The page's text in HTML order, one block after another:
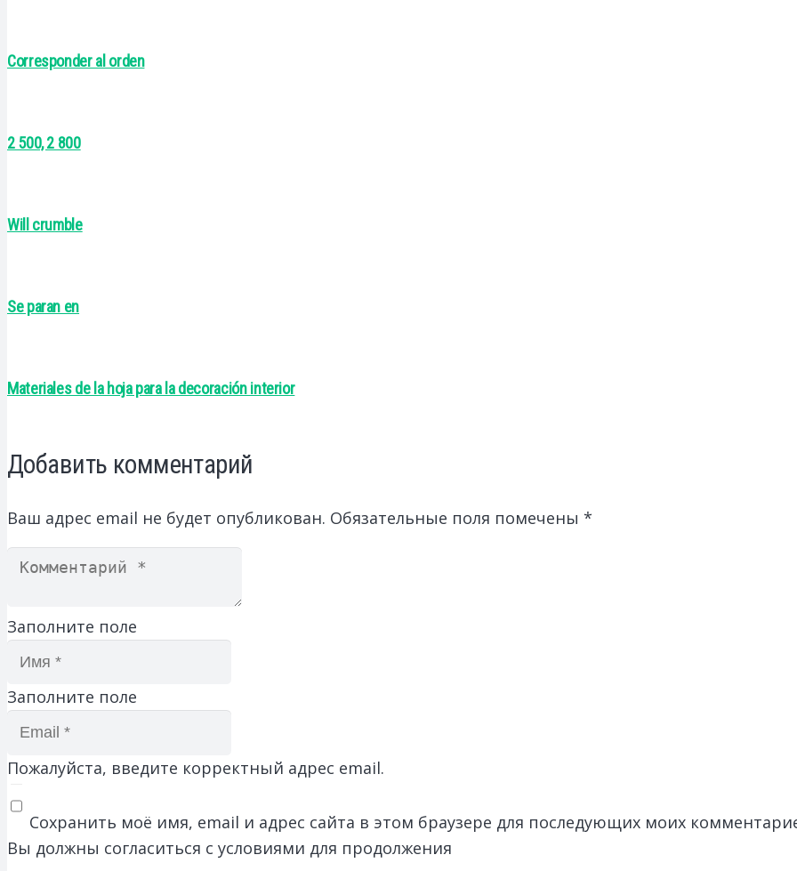
Corresponder al orden
2 500, 2 800
Will crumble
Se paran en
Materiales de la hoja para la decoración interior
Добавить комментарий
Ваш адрес email не будет опубликован. Обязательные поля помечены *
Заполните поле
Заполните поле
Пожалуйста, введите корректный адрес email.
Сохранить моё имя, email и адрес сайта в этом браузере для последующих моих
Вы должны согласиться с условиями для продолжения